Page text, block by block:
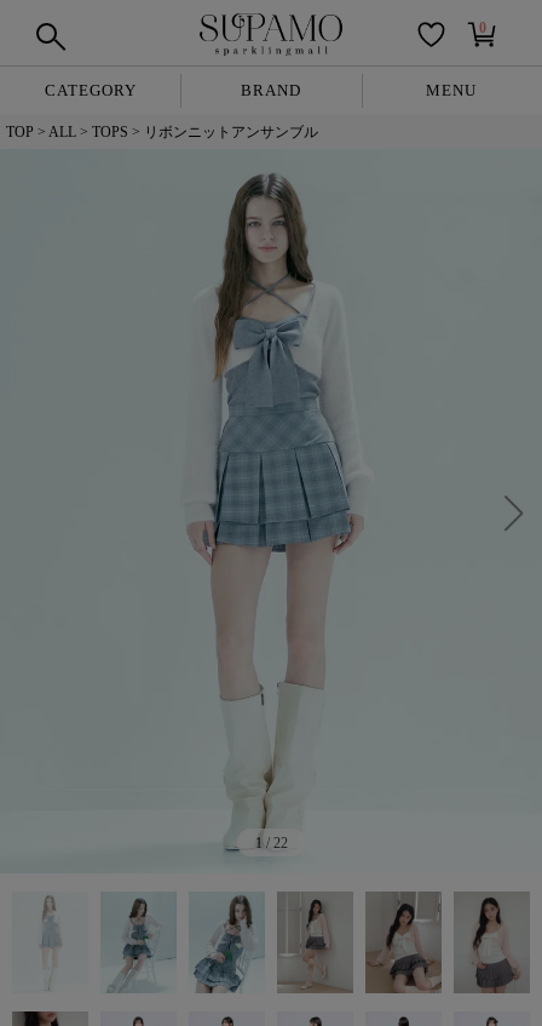
0
CATEGORY BRAND MENU
TOP ALL TOPS リボンニットアンサンブル
1 / 22